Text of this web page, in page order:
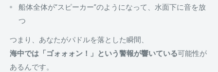
船体全体が“スピーカー”のようになって、水面下に音を放
つ
つまり、あなたがパドルを落とした瞬間、
海中では「ゴォォォン！」という警報が響いている可能性が
あるんです。